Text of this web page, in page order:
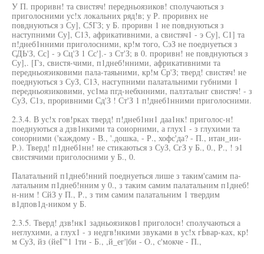
У П. проривн! та свистяч! передньоязиков! сполучаються з
приголосними ус!х локальних ряд!в; у Р. проривнх не
повднуються з Су], С5ГЗ; у Б. проривн 1 не повднуються з
наступними Су], С13, африкативними, а свистяч1 - э Су], С1] та
п!днеб1нними приголосними, кр!м того, СэЗ не поеднуеться з
СДЬ'З, Сс] - э Сц'З 1 Сс'].- з Ст'З; в 0. проривн! не повднуються з
Су],. [Гз, свистя-чими, п1днеб!нними, африкативними та
передньояэиковими пала-таяьними, кр!м Ср'З; тверд! свистяч! не
поеднуються з СуЗ, С13, насгупними палатальними губними 1
передньоязиковими, ус1ма пгд-небхнними, палзтальнг свистяч! - з
СуЗ, С1з, проривними Сд'З ! Ст'З 1 п!днеб1нними приголосними.
2.3.4. В ус!х гов!рках тверд! п!днеб1нн1 даа1нк! приголос-н!
поеднуються а дзв1нкими та соиорними, а глух1 - з глухими та
сонорними ('каждому - В., '.дошка, - Р., хофс'да? - П., итан_ии-
Р.). Тверд! п1днеб1нн! не стикаються з СуЗ, СгЗ у Б., 0., Р., ! э1
свистячими приголосними у Б., 0.
Палатальний п1днеб!нний поеднуеться лише з таким'самим па-
латальним п1днеб!нним у 0., з таким самим палатальним п1днеб!
н-ним ! СйЗ у П., Р., з тим самим палатальним 1 твердим
в1дпов1д-ником у Б.
2.3.5. Тверд! дзв!нк1 задньоязиков1 приголосн! сполучаються а
неглухими, а глух1 - з недгв!нкими звуками в ус!х гЬвар-ках, кр!
м СуЗ, йз (йеГ"1 1ти - Б., ,й_ег'|би - О., с'мокче - П.,